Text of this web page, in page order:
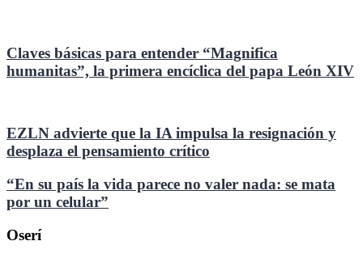
Claves básicas para entender “Magnifica
humanitas”, la primera encíclica del papa León XIV
EZLN advierte que la IA impulsa la resignación y
desplaza el pensamiento crítico
“En su país la vida parece no valer nada: se mata
por un celular”
Oserí